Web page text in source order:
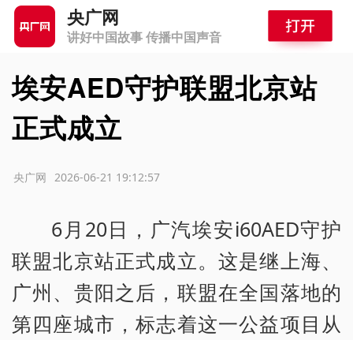
央广网
讲好中国故事 传播中国声音
埃安AED守护联盟北京站
正式成立
2026-06-21 19:12:57
央广网
6月20日，广汽埃安i60AED守护
联盟北京站正式成立。这是继上海、
广州、贵阳之后，联盟在全国落地的
第四座城市，标志着这一公益项目从